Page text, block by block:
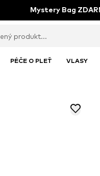
Mystery Bag
PÉČE O PLEŤ VLASY